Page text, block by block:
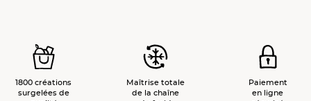
1800 créations
surgelées de
Maîtrise totale
de la chaîne
Paiement
en ligne